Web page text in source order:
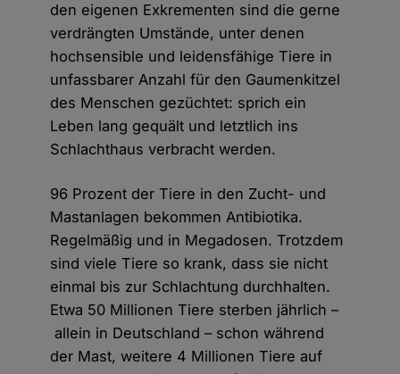
den eigenen Exkrementen sind die gerne
verdrängten Umstände, unter denen
hochsensible und leidensfähige Tiere in
unfassbarer Anzahl für den Gaumenkitzel
des Menschen gezüchtet: sprich ein
Leben lang gequält und letztlich ins
Schlachthaus verbracht werden.
96 Prozent der Tiere in den Zucht- und
Mastanlagen bekommen Antibiotika.
Regelmäßig und in Megadosen. Trotzdem
sind viele Tiere so krank, dass sie nicht
einmal bis zur Schlachtung durchhalten.
Etwa 50 Millionen Tiere sterben jährlich –
allein in Deutschland – schon während
der Mast, weitere 4 Millionen Tiere auf